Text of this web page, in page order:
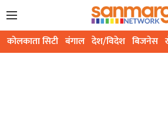
कोलकाता सिटी बंगाल देश/विदेश बिजनेस